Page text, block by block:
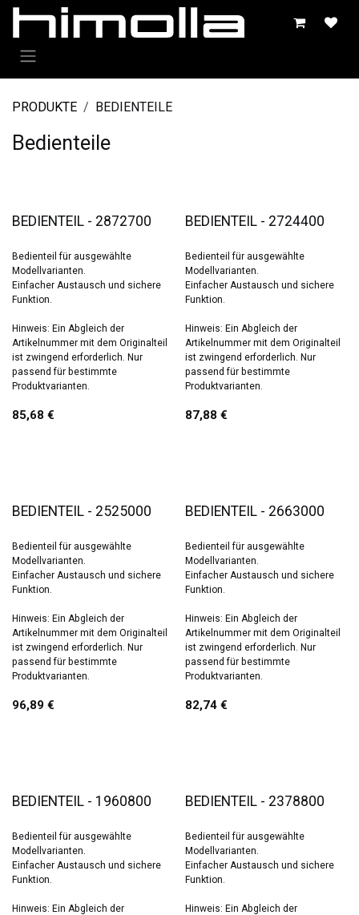
Zum Inhalt springen
PRODUKTE BEDIENTEILE
Bedienteile
BEDIENTEIL - 2872700
Bedienteil für ausgewählte
Modellvarianten.
Einfacher Austausch und sichere
Funktion.
Hinweis: Ein Abgleich der
Artikelnummer mit dem Originalteil
ist zwingend erforderlich. Nur
passend für bestimmte
Produktvarianten.
85,68 €
BEDIENTEIL - 2724400
Bedienteil für ausgewählte
Modellvarianten.
Einfacher Austausch und sichere
Funktion.
Hinweis: Ein Abgleich der
Artikelnummer mit dem Originalteil
ist zwingend erforderlich. Nur
passend für bestimmte
Produktvarianten.
87,88 €
BEDIENTEIL - 2525000
Bedienteil für ausgewählte
Modellvarianten.
Einfacher Austausch und sichere
Funktion.
Hinweis: Ein Abgleich der
Artikelnummer mit dem Originalteil
ist zwingend erforderlich. Nur
passend für bestimmte
Produktvarianten.
96,89 €
BEDIENTEIL - 2663000
Bedienteil für ausgewählte
Modellvarianten.
Einfacher Austausch und sichere
Funktion.
Hinweis: Ein Abgleich der
Artikelnummer mit dem Originalteil
ist zwingend erforderlich. Nur
passend für bestimmte
Produktvarianten.
82,74 €
BEDIENTEIL - 1960800
Bedienteil für ausgewählte
Modellvarianten.
Einfacher Austausch und sichere
Funktion.
Hinweis: Ein Abgleich der
BEDIENTEIL - 2378800
Bedienteil für ausgewählte
Modellvarianten.
Einfacher Austausch und sichere
Funktion.
Hinweis: Ein Abgleich der